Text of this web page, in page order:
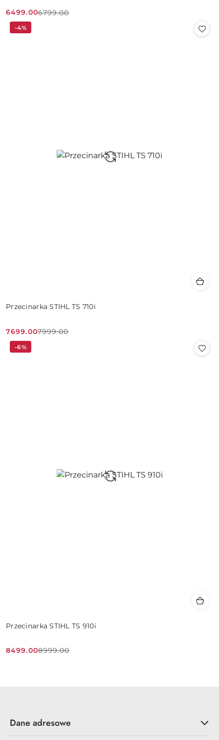
Cena
promocyjna:
6499.00
Cena
przed
6799.00
Przecinarka STIHL TS 710i
Cena
promocyjna:
7699.00
Cena
przed
7999.00
-4%
Przecinarka STIHL TS 910i
Cena
8499.00
Cena
8999.00
-6%
Dane adresowe